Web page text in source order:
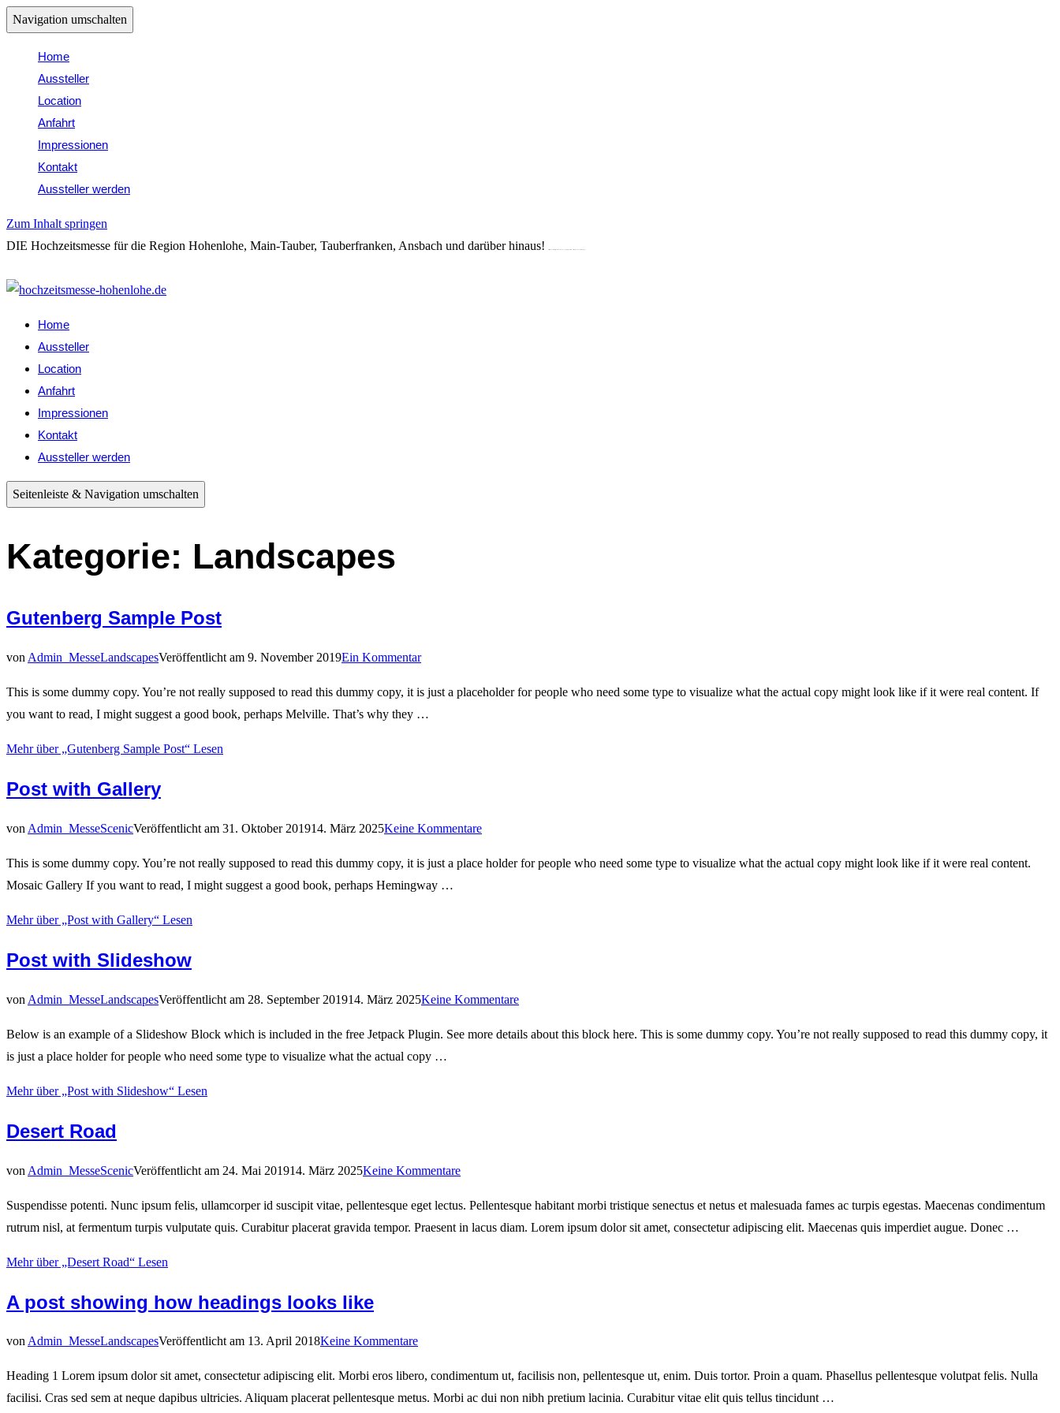
Navigation umschalten
Home
Aussteller
Location
Anfahrt
Impressionen
Kontakt
Aussteller werden
Zum Inhalt springen
DIE Hochzeitsmesse für die Region Hohenlohe, Main-Tauber, Tauberfranken, Ansbach und darüber hinaus!
Home
Aussteller
Location
Anfahrt
Impressionen
Kontakt
Aussteller werden
Seitenleiste & Navigation umschalten
Kategorie: Landscapes
Gutenberg Sample Post
von Admin_MesseLandscapesVeröffentlicht am 9. November 2019Ein Kommentar
This is some dummy copy. You’re not really supposed to read this dummy copy, it is just a placeholder for people who need some type to visualize what the actual copy might look like if it were real content. If
you want to read, I might suggest a good book, perhaps Melville. That’s why they …
Mehrüber „Gutenberg Sample Post“ Lesen
Post with Gallery
von Admin_MesseScenicVeröffentlicht am 31. Oktober 201914. März 2025Keine Kommentare
This is some dummy copy. You’re not really supposed to read this dummy copy, it is just a place holder for people who need some type to visualize what the actual copy might look like if it were real content.
Mosaic Gallery If you want to read, I might suggest a good book, perhaps Hemingway …
Mehrüber „Post with Gallery“ Lesen
Post with Slideshow
von Admin_MesseLandscapesVeröffentlicht am 28. September 201914. März 2025Keine Kommentare
Below is an example of a Slideshow Block which is included in the free Jetpack Plugin. See more details about this block here. This is some dummy copy. You’re not really supposed to read this dummy copy, it
is just a place holder for people who need some type to visualize what the actual copy …
Mehrüber „Post with Slideshow“ Lesen
Desert Road
von Admin_MesseScenicVeröffentlicht am 24. Mai 201914. März 2025Keine Kommentare
Suspendisse potenti. Nunc ipsum felis, ullamcorper id suscipit vitae, pellentesque eget lectus. Pellentesque habitant morbi tristique senectus et netus et malesuada fames ac turpis egestas. Maecenas condimentum
rutrum nisl, at fermentum turpis vulputate quis. Curabitur placerat gravida tempor. Praesent in lacus diam. Lorem ipsum dolor sit amet, consectetur adipiscing elit. Maecenas quis imperdiet augue. Donec …
Mehrüber „Desert Road“ Lesen
A post showing how headings looks like
vonAdmin_MesseLandscapesVeröffentlicht am 13. April 2018Keine Kommentare
Heading 1 Lorem ipsum dolor sit amet, consectetur adipiscing elit. Morbi eros libero, condimentum ut, facilisis non, pellentesque ut, enim. Duis tortor. Proin a quam. Phasellus pellentesque volutpat felis. Nulla
facilisi. Cras sed sem at neque dapibus ultricies. Aliquam placerat pellentesque metus. Morbi ac dui non nibh pretium lacinia. Curabitur vitae elit quis tellus tincidunt …